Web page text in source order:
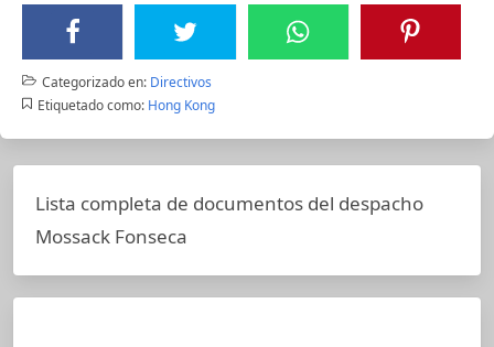
Categorizado en: Directivos
Etiquetado como: Hong Kong
Lista completa de documentos del despacho
Mossack Fonseca